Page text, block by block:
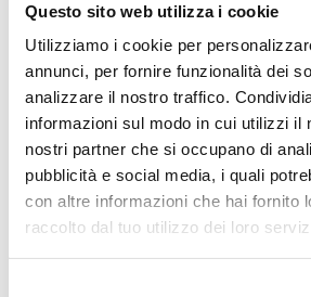
Questo sito web utilizza i cookie
Utilizziamo i cookie per
annunci, per fornire funzionalità dei
analizzare il nostro traffico.
informazioni sul modo in cui utilizzi il
nostri partner che si occupano di
pubblicità e social media, i quali
con altre informazioni che hai fornito
raccolto dal tuo utilizzo dei loro
Editore
Bancaria Editrice
Anno
1997
Pagine
112
ISBN